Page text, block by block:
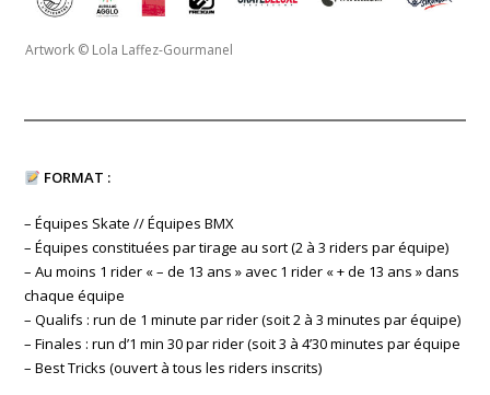
Artwork © Lola Laffez-Gourmanel
FORMAT :
– Équipes Skate // Équipes BMX
– Équipes constituées par tirage au sort (2 à 3 riders par équipe)
– Au moins 1 rider « – de 13 ans » avec 1 rider « + de 13 ans » dans
chaque équipe
– Qualifs : run de 1 minute par rider (soit 2 à 3 minutes par équipe)
– Finales : run d’1 min 30 par rider (soit 3 à 4’30 minutes par équipe
– Best Tricks (ouvert à tous les riders inscrits)